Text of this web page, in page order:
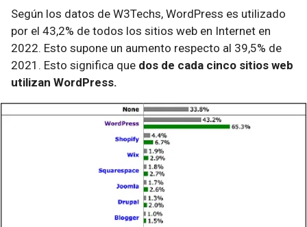
Según los datos de W3Techs, WordPress es utilizado
por el 43,2% de todos los sitios web en Internet en
2022. Esto supone un aumento respecto al 39,5% de
2021. Esto significa que dos de cada cinco sitios web
utilizan WordPress.